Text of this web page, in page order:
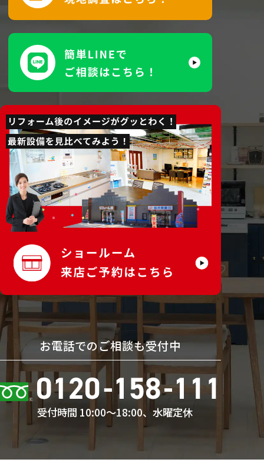
お電話でのご相談も受付中
受付時間 10:00〜18:00、水曜定休